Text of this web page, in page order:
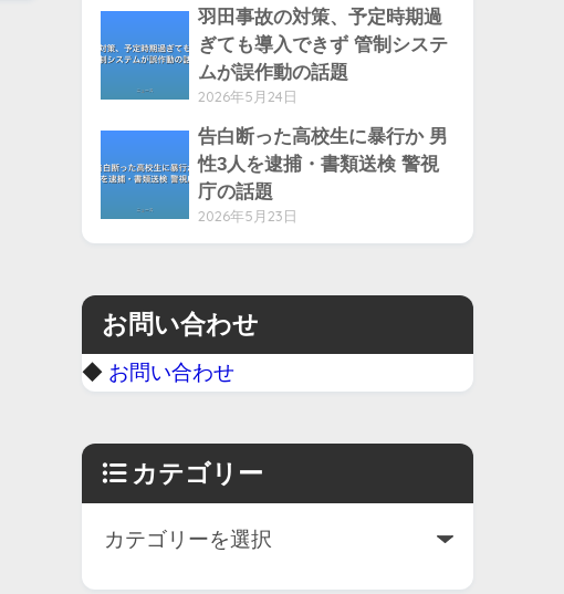
羽田事故の対策、予定時期過
ぎても導入できず 管制システ
ムが誤作動の話題
2026年5月24日
告白断った高校生に暴行か 男
性3人を逮捕・書類送検 警視
庁の話題
2026年5月23日
お問い合わせ
◆ お問い合わせ
カテゴリー